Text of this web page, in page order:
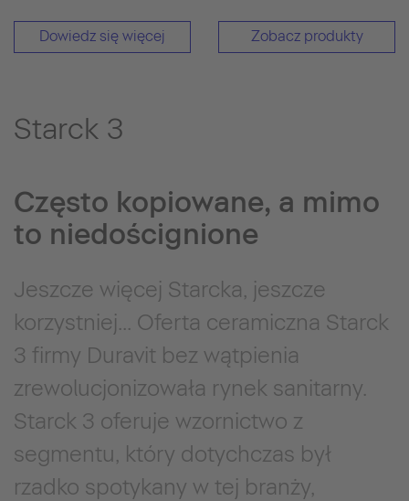
Dowiedz się więcej Zobacz produkty
Starck 3
Często kopiowane, a mimo
to niedoścignione
Jeszcze więcej Starcka, jeszcze
korzystniej... Oferta ceramiczna Starck
3 firmy Duravit bez wątpienia
zrewolucjonizowała rynek sanitarny.
Starck 3 oferuje wzornictwo z
segmentu, który dotychczas był
rzadko spotykany w tej branży,